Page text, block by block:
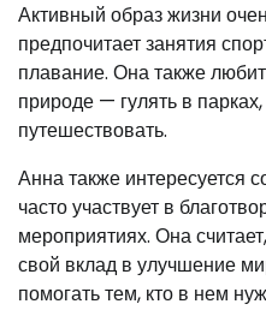
Активный образ жизни
предпочитает занятия
плавание. Она также
природе — гулять в
путешествовать.
Анна также интересуется
часто участвует в
мероприятиях. Она
свой вклад в улучшение
помогать тем, кто в нем